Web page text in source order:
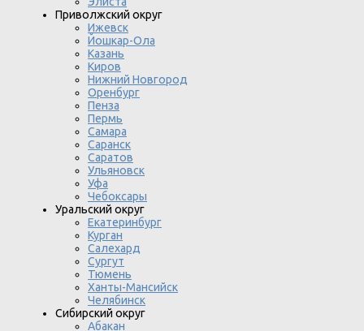
Приволжский округ
Ижевск
Йошкар-Ола
Казань
Киров
Нижний Новгород
Оренбург
Пенза
Пермь
Самара
Саранск
Саратов
Ульяновск
Уфа
Чебоксары
Уральский округ
Екатеринбург
Курган
Салехард
Сургут
Тюмень
Ханты-Мансийск
Челябинск
Сибирский округ
Абакан